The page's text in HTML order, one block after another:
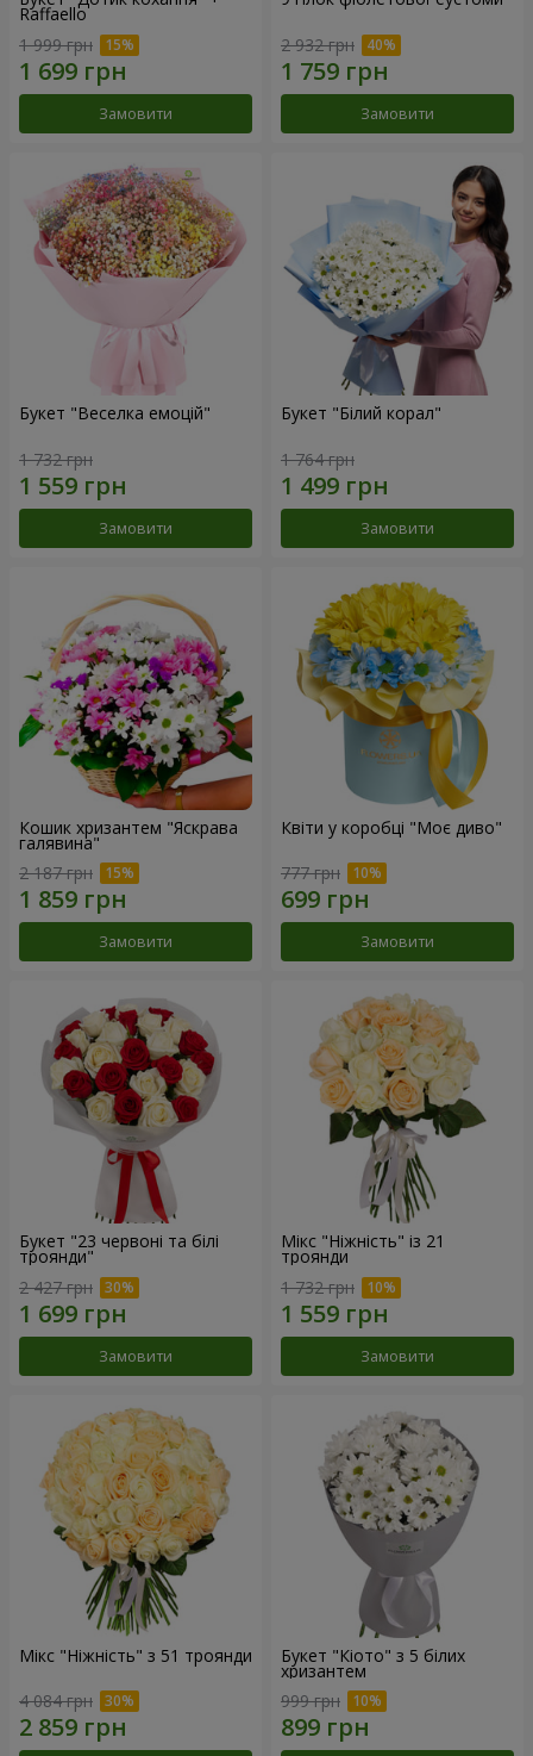
Raffaello
1 999 грн
Замовити
2 932 грн
Замовити
Букет "Веселка емоцій"
1 732 грн
Замовити
Букет "Білий корал"
1 764 грн
Замовити
Кошик хризантем "Яскрава
галявина"
2 187 грн
Замовити
Квіти у коробці "Моє диво"
777 грн
Замовити
Букет "23 червоні та білі
троянди"
2 427 грн
Замовити
Мікс "Ніжність" із 21
троянди
1 732 грн
Замовити
Мікс "Ніжність" з 51 троянди
4 084 грн
Букет "Кіото" з 5 білих
хризантем
999 грн